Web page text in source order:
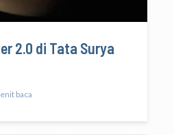
2.0 di Tata Surya
baca